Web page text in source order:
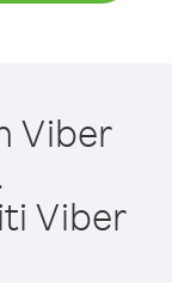
Viber
Viber